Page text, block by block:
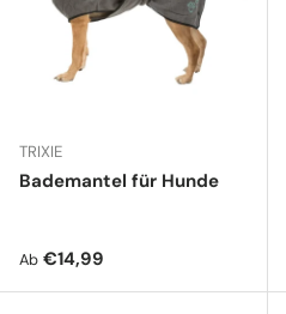
TRIXIE
Bademantel für Hunde
Normaler Preis
Ab €14,99